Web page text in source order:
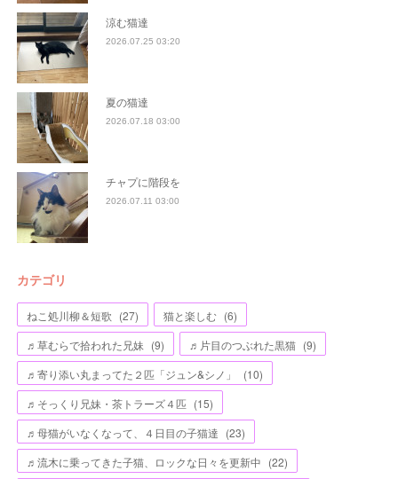
涼む猫達
2026.07.25 03:20
夏の猫達
2026.07.18 03:00
チャプに階段を
2026.07.11 03:00
カテゴリ
ねこ処川柳＆短歌 (27) 猫と楽しむ (6)
♬草むらで拾われた兄妹 (9) ♬片目のつぶれた黒猫 (9)
♬寄り添い丸まってた２匹「ジュン&シノ」
(10)
♬そっくり兄妹・茶トラーズ４匹 (15)
♬母猫がいなくなって、４日目の子猫達 (23)
♬流木に乗ってきた子猫、ロックな日々を更新中 (22)